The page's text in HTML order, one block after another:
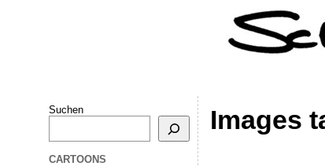
Suchen
CARTOONS
Images